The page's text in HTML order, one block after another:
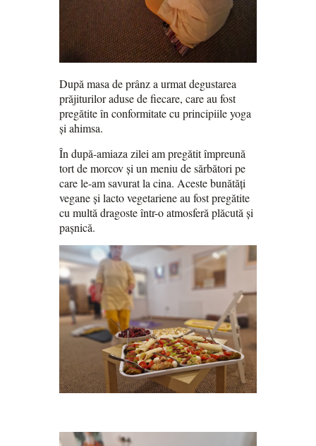
După masa de prânz a urmat degustarea
prăjiturilor aduse de fiecare, care au fost
pregătite în conformitate cu principiile yoga
și ahimsa.
În după-amiaza zilei am pregătit împreună
tort de morcov și un meniu de sărbători pe
care le-am savurat la cina. Aceste bunătăți
vegane și lacto vegetariene au fost pregătite
cu multă dragoste într-o atmosferă plăcută și
pașnică.